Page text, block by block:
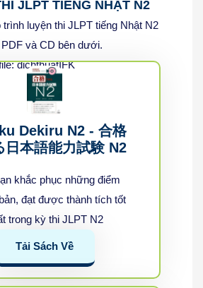
JLPT TIẾNG NHẬT N2
luyện thi JLPT tiếng Nhật N2
và CD bên dưới.
dichthuatIFK
Dekiru N2 - 合格
日本語能力試験 N2
khắc phục những điểm
đạt được thành tích tốt
trong kỳ thi JLPT N2
Tải Sách Về